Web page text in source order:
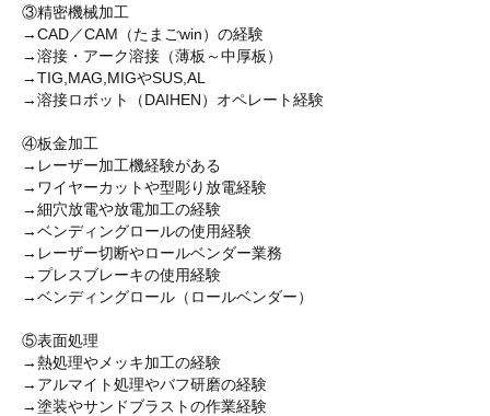
③精密機械加工
→CAD／CAM（たまごwin）の経験
→溶接・アーク溶接（薄板～中厚板）
→TIG,MAG,MIGやSUS,AL
→溶接ロボット（DAIHEN）オペレート経験
④板金加工
→レーザー加工機経験がある
→ワイヤーカットや型彫り放電経験
→細穴放電や放電加工の経験
→ベンディングロールの使用経験
→レーザー切断やロールベンダー業務
→プレスブレーキの使用経験
→ベンディングロール（ロールベンダー）
⑤表面処理
→熱処理やメッキ加工の経験
→アルマイト処理やバフ研磨の経験
→塗装やサンドブラストの作業経験